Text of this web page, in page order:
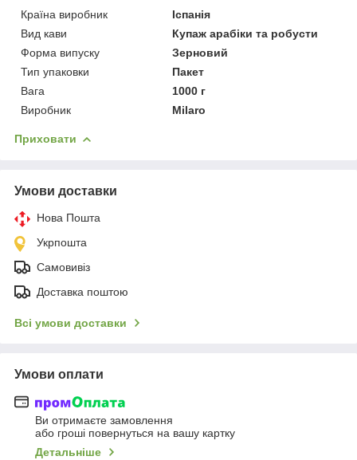
Країна виробник
Іспанія
Вид кави
Купаж арабіки та робусти
Форма випуску
Зерновий
Тип упаковки
Пакет
Вага
1000 г
Виробник
Milaro
Приховати
Умови доставки
Нова Пошта
Укрпошта
Самовивіз
Доставка поштою
Всі умови доставки
Умови оплати
Ви отримаєте замовлення
або гроші повернуться на вашу картку
Детальніше